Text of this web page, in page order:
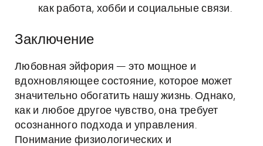
как работа, хобби и социальные связи.
Заключение
Любовная эйфория — это мощное и
вдохновляющее состояние, которое может
значительно обогатить нашу жизнь. Однако,
как и любое другое чувство, она требует
осознанного подхода и управления.
Понимание физиологических и